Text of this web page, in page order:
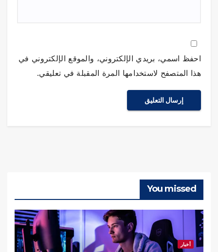
احفظ اسمي، بريدي الإلكتروني، والموقع الإلكتروني في
هذا المتصفح لاستخدامها المرة المقبلة في تعليقي.
You missed
أخبار